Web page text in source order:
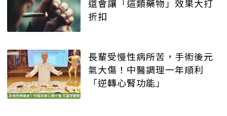
還會讓「這類藥物」效果大打
折扣
長輩受慢性病所苦，手術後元
氣大傷！中醫調理一年順利
「逆轉心腎功能」